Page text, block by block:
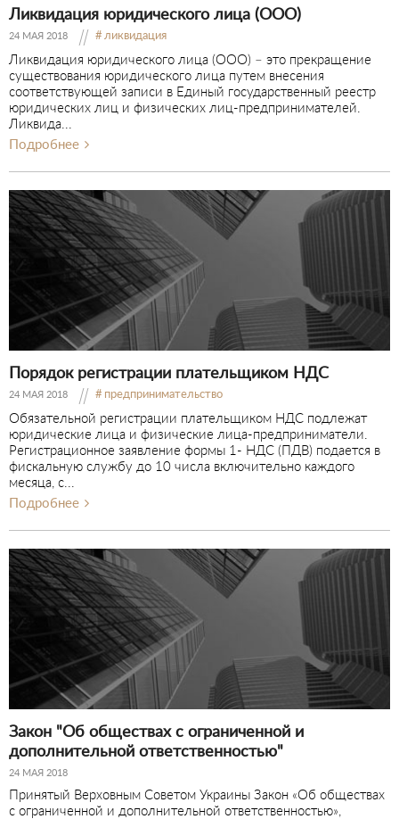
Ликвидация юридического лица (ООО)
24 МАЯ 2018 ликвидация
Ликвидация юридического лица (ООО) – это прекращение
существования юридического лица путем внесения
соответствующей записи в Единый государственный реестр
юридических лиц и физических лиц-предпринимателей.
Ликвида...
Подробнее
Порядок регистрации плательщиком НДС
24 МАЯ 2018 предпринимательство
Обязательной регистрации плательщиком НДС подлежат
юридические лица и физические лица-предприниматели.
Регистрационное заявление формы 1- НДС (ПДВ) подается в
фискальную службу до 10 числа включительно каждого
месяца, с...
Подробнее
Закон "Об обществах с ограниченной и
дополнительной ответственностью"
24 МАЯ 2018
Принятый Верховным Советом Украины Закон «Об обществах
с ограниченной и дополнительной ответственностью»,